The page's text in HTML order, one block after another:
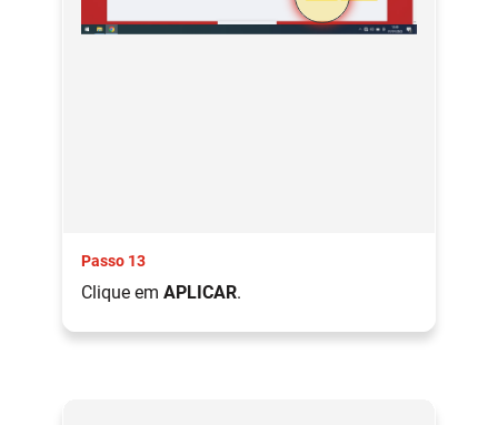
Passo 13
Clique em APLICAR.